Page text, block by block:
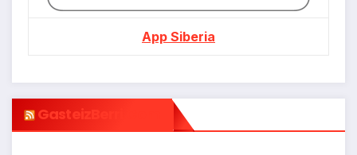
App Siberia
GasteizBerri.com